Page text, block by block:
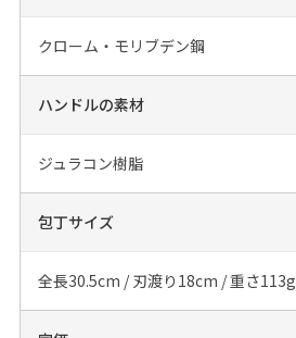
クローム・モリブデン鋼
ハンドルの素材
ジュラコン樹脂
包丁サイズ
全長30.5cm / 刃渡り18cm / 重さ113g